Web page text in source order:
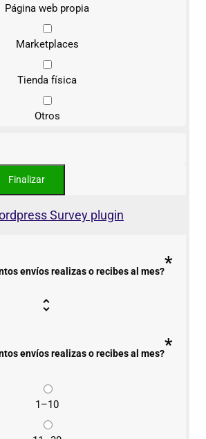
Página web propia
Marketplaces
Tienda física
Otros
Survey plugin
envíos realizas o recibes al mes?*
envíos realizas o recibes al mes?*
1–10